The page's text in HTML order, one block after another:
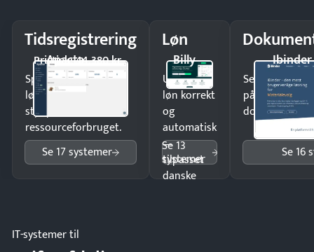
Tidsregistrering
Apacta
Pristjek: 44.380 kr
Spar tid på
lønberegning og få
styr på
ressourceforbruget.
Se 17 systemer
Løn
Billy
Udbetal
løn korrekt
og
automatisk
—
tilpasset
danske
Se 13
systemer
Ibinder
Send
på minutter
dokumenter.
Se 16
IT-systemer til